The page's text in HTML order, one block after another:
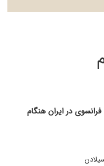
در ایران هنگام